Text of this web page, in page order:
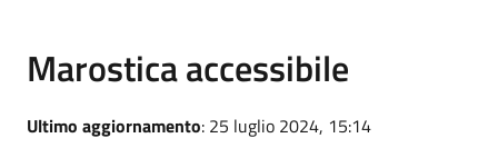
Marostica accessibile
Ultimo aggiornamento: 25 luglio 2024, 15:14